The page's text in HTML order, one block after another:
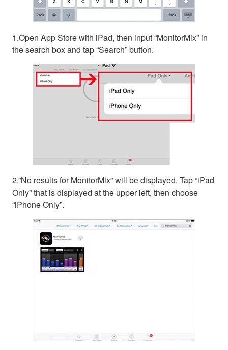
1.Open App Store with iPad, then input “MonitorMix” in
the search box and tap “Search” button.
2.”No results for MonitorMix” will be displayed. Tap “iPad
Only” that is displayed at the upper left, then choose
“iPhone Only”.